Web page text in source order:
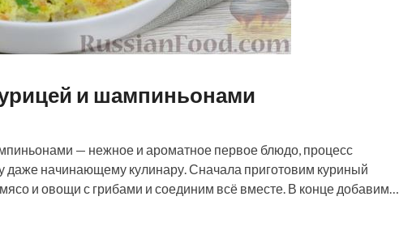
и шампиньонами
— нежное и ароматное первое блюдо, процесс
даже начинающему кулинару. Сначала приготовим куриный
и овощи с грибами и соединим всё вместе. В конце добавим…